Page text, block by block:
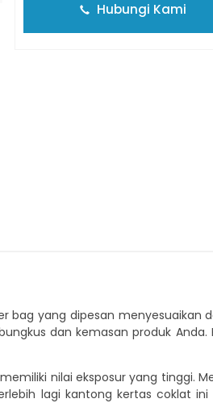
Hubungi Kami
bag yang dipesan menyesuaikan
dan kemasan produk Anda.
nilai eksposur yang tinggi.
lagi kantong kertas coklat ini